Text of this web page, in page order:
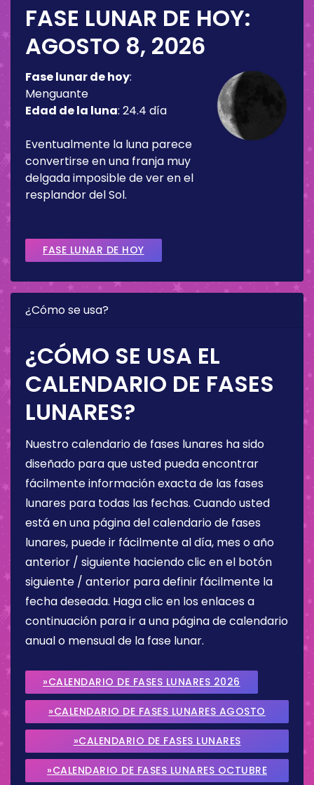
FASE LUNAR DE HOY:
AGOSTO 8, 2026
Fase lunar de hoy:
Menguante
Edad de la luna: 24.4 día
Eventualmente la luna parece
convertirse en una franja muy
delgada imposible de ver en el
resplandor del Sol.
FASE LUNAR DE HOY
¿Cómo se usa?
¿CÓMO SE USA EL
CALENDARIO DE FASES
LUNARES?
Nuestro calendario de fases lunares ha sido
diseñado para que usted pueda encontrar
fácilmente información exacta de las fases
lunares para todas las fechas. Cuando usted
está en una página del calendario de fases
lunares, puede ir fácilmente al día, mes o año
anterior / siguiente haciendo clic en el botón
siguiente / anterior para definir fácilmente la
fecha deseada. Haga clic en los enlaces a
continuación para ir a una página de calendario
anual o mensual de la fase lunar.
»CALENDARIO DE FASES LUNARES 2026
»CALENDARIO DE FASES LUNARES AGOSTO
2026
»CALENDARIO DE FASES LUNARES
SEPTIEMBRE 2026
»CALENDARIO DE FASES LUNARES OCTUBRE